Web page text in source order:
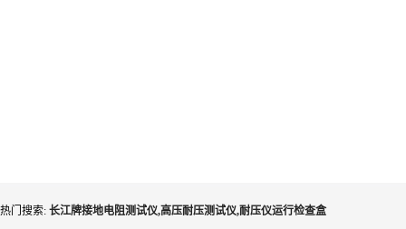
热门搜索: 长江牌接地电阻测试仪,高压耐压测试仪,耐压仪运行检查盒